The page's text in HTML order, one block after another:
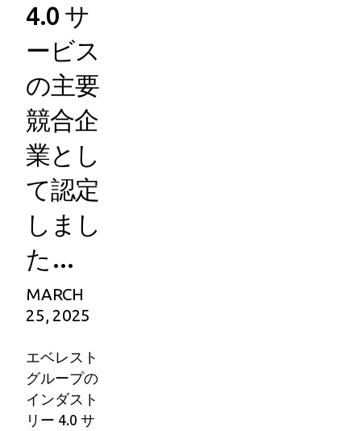
4.0 サ
ービス
の主要
競合企
業とし
て認定
しまし
た…
MARCH
25, 2025
エベレスト
グループの
インダスト
リー 4.0 サ